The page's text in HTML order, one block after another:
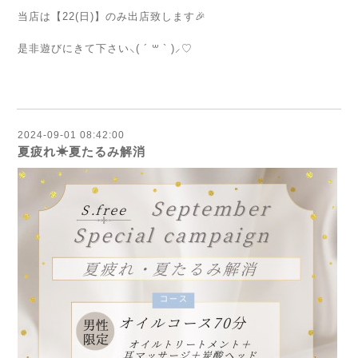
当店は【22(日)】のみ出店致します🎉
是非遊びにきて下さい⸜( ´ ꒳ ` )⸝♡
2024-09-01 08:42:00
夏疲れ☀︎夏たるみ解消